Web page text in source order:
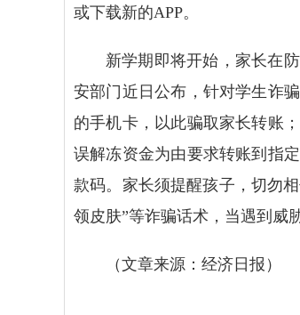
或下载新的APP。
新学期即将开始，家长在
安部门近日公布，针对学生诈
的手机卡，以此骗取家长转账
误解冻资金为由要求转账到指
款码。家长须提醒孩子，切勿
领皮肤”等诈骗话术，当遇到威
（文章来源：经济日报）